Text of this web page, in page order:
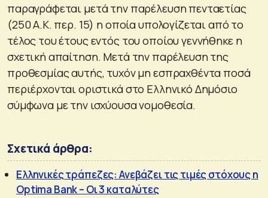
παραγράφεται μετά την παρέλευση πενταετίας
(250 Α.Κ. περ. 15) η οποία υπολογίζεται από το
τέλος του έτους εντός του οποίου γεννήθηκε η
σχετική απαίτηση. Μετά την παρέλευση της
προθεσμίας αυτής, τυχόν μη εσπραχθέντα ποσά
περιέρχονται οριστικά στο Ελληνικό Δημόσιο
σύμφωνα με την ισχύουσα νομοθεσία.
Σχετικά άρθρα:
Ελληνικές τράπεζες: Ανεβάζει τις τιμές στόχους η
Optima Bank – Οι 3 καταλύτες